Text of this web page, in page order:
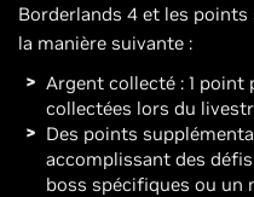
Borderlands 4 et les
la manière suivante :
Argent collecté : 1 point
collectées lors du
Des points
accomplissant des
boss spécifiques ou un